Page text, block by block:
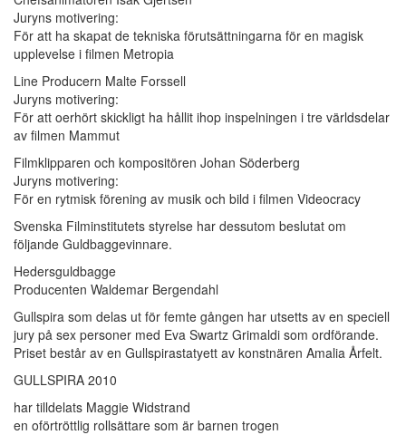
Juryns motivering:
För att ha skapat de tekniska förutsättningarna för en magisk
upplevelse i filmen Metropia
Line Producern Malte Forssell
Juryns motivering:
För att oerhört skickligt ha hållit ihop inspelningen i tre världsdelar
av filmen Mammut
Filmklipparen och kompositören Johan Söderberg
Juryns motivering:
För en rytmisk förening av musik och bild i filmen Videocracy
Svenska Filminstitutets styrelse har dessutom beslutat om
följande Guldbaggevinnare.
Hedersguldbagge
Producenten Waldemar Bergendahl
Gullspira som delas ut för femte gången har utsetts av en speciell
jury på sex personer med Eva Swartz Grimaldi som ordförande.
Priset består av en Gullspirastatyett av konstnären Amalia Årfelt.
GULLSPIRA 2010
har tilldelats Maggie Widstrand
en oförtröttlig rollsättare som är barnen trogen